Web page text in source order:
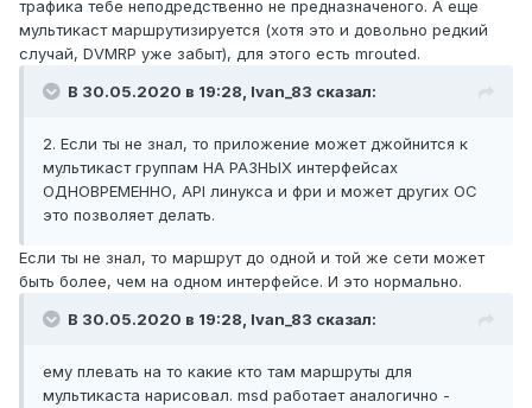
трафика тебе неподредственно не предназначеного. А еще
мультикаст маршрутизируется (хотя это и довольно редкий
случай, DVMRP уже забыт), для этого есть mrouted.
В 30.05.2020 в 19:28, Ivan_83 сказал:
2. Если ты не знал, то приложение может джойнится к
мультикаст группам НА РАЗНЫХ интерфейсах
ОДНОВРЕМЕННО, API линукса и фри и может других ОС
это позволяет делать.
Если ты не знал, то маршрут до одной и той же сети может
быть более, чем на одном интерфейсе. И это нормально.
В 30.05.2020 в 19:28, Ivan_83 сказал:
ему плевать на то какие кто там маршруты для
мультикаста нарисовал. msd работает аналогично -